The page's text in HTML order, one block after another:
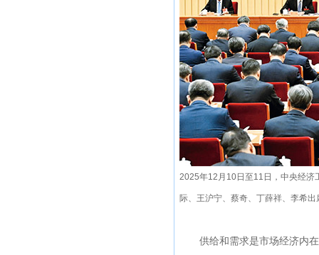
2025年12月10日至11日，中央经济
际、王沪宁、蔡奇、丁薛祥、李希
供给和需求是市场经济内在